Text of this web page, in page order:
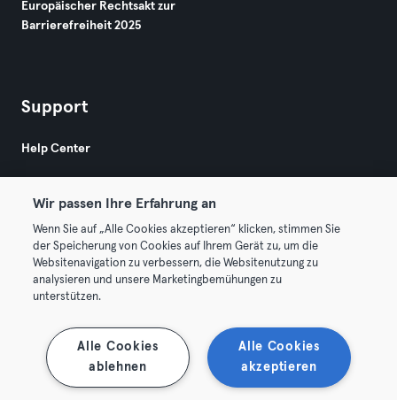
Europäischer Rechtsakt zur
Barrierefreiheit 2025
Support
Help Center
© 2026 Urban Sports Group GmbH. All rights reserved.
AGB Datenschutz
Vertrag hier kündigen Hier Verträge widerrufen
Wir passen Ihre Erfahrung an
Wenn Sie auf „Alle Cookies akzeptieren“ klicken, stimmen Sie
der Speicherung von Cookies auf Ihrem Gerät zu, um die
Websitenavigation zu verbessern, die Websitenutzung zu
analysieren und unsere Marketingbemühungen zu
unterstützen.
Alle Cookies
akzeptieren
Alle Cookies
ablehnen